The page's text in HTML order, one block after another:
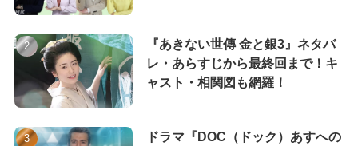
『あきない世傳 金と銀3』ネタバ
レ・あらすじから最終回まで！キ
ャスト・相関図も網羅！
ドラマ『DOC（ドック）あすへの